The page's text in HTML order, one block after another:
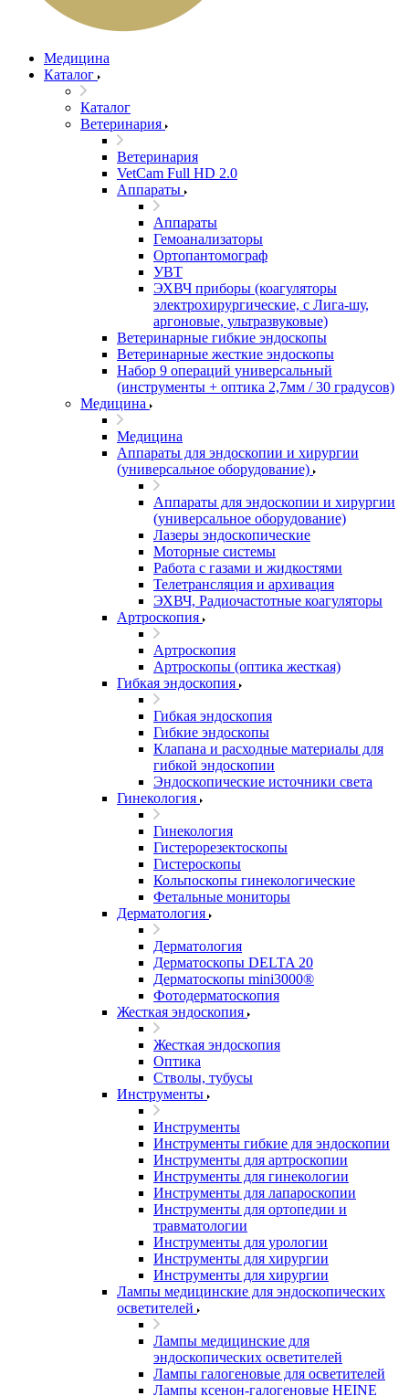
Медицина
Каталог
Каталог
Ветеринария
Ветеринария
VetCam Full HD 2.0
Аппараты
Аппараты
Гемоанализаторы
Ортопантомограф
УВТ
ЭХВЧ приборы (коагуляторы
электрохирургические, с Лига-шу,
аргоновые, ультразвуковые)
Ветеринарные гибкие эндоскопы
Ветеринарные жесткие эндоскопы
Набор 9 операций универсальный
(инструменты + оптика 2,7мм / 30 градусов)
Медицина
Медицина
Аппараты для эндоскопии и хирургии
(универсальное оборудование)
Аппараты для эндоскопии и хирургии
(универсальное оборудование)
Лазеры эндоскопические
Моторные системы
Работа с газами и жидкостями
Телетрансляция и архивация
ЭХВЧ, Радиочастотные коагуляторы
Артроскопия
Артроскопия
Артроскопы (оптика жесткая)
Гибкая эндоскопия
Гибкая эндоскопия
Гибкие эндоскопы
Клапана и расходные материалы для
гибкой эндоскопии
Эндоскопические источники света
Гинекология
Гинекология
Гистерорезектоскопы
Гистероскопы
Кольпоскопы гинекологические
Фетальные мониторы
Дерматология
Дерматология
Дерматоскопы DELTA 20
Дерматоскопы mini3000®
Фотодерматоскопия
Жесткая эндоскопия
Жесткая эндоскопия
Оптика
Стволы, тубусы
Инструменты
Инструменты
Инструменты гибкие для эндоскопии
Инструменты для артроскопии
Инструменты для гинекологии
Инструменты для лапароскопии
Инструменты для ортопедии и
травматологии
Инструменты для урологии
Инструменты для хирургии
Инструменты для хирургии
Лампы медицинские для эндоскопических
осветителей
Лампы медицинские для
эндоскопических осветителей
Лампы галогеновые для осветителей
Лампы ксенон-галогеновые HEINE